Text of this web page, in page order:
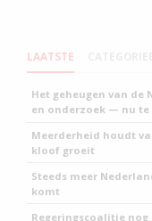
LAATSTE
Het geheugen van de
en onderzoek — nu te
Meerderheid houdt
kloof groeit
Steeds meer
komt
Regeringscoalitie nog